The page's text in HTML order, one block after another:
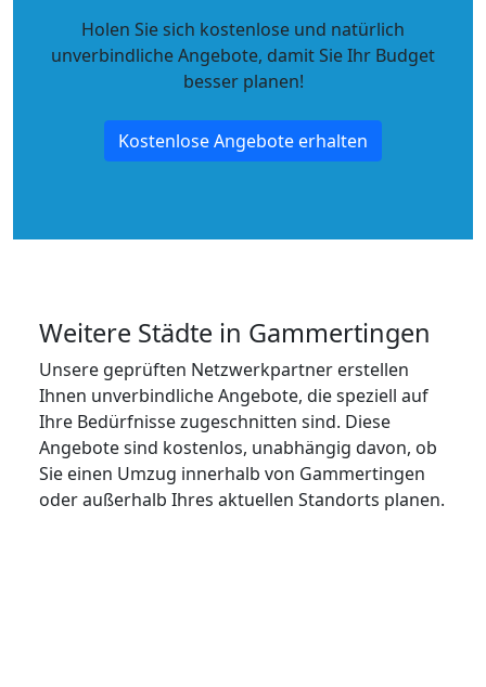
Holen Sie sich kostenlose und natürlich
unverbindliche Angebote, damit Sie Ihr Budget
besser planen!
Kostenlose Angebote erhalten
Weitere Städte in Gammertingen
Unsere geprüften Netzwerkpartner erstellen
Ihnen unverbindliche Angebote, die speziell auf
Ihre Bedürfnisse zugeschnitten sind. Diese
Angebote sind kostenlos, unabhängig davon, ob
Sie einen Umzug innerhalb von Gammertingen
oder außerhalb Ihres aktuellen Standorts planen.